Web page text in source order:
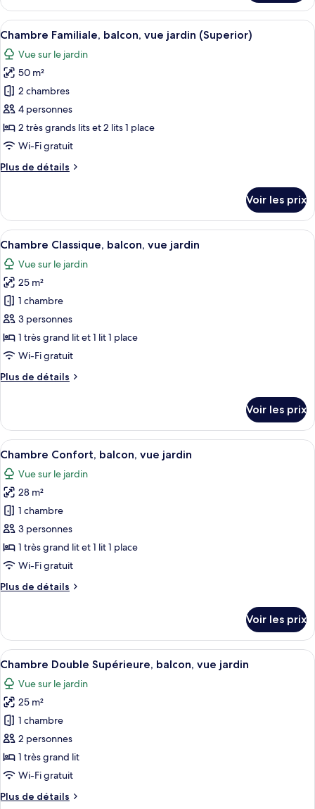
vue
jardin
le
type
de
chambre
Chambre
Deluxe,
balcon,
vue
jardin
Afficher
toutes
les
photos
pour
ce
type
de
chambre :
Chambre
vue
jardin
(Superior)
Une chambre d’hôtel avec deux
4
Chambre Familiale, balcon, vue jardin (Superior)
Vue sur le jardin
50 m²
2 chambres
4 personnes
2 très grands lits et 2 lits 1 place
Wi-Fi gratuit
Plus de détails
Plus
le
type
de
chambre
Chambre
Familiale,
balcon,
vue
jardin
(Superior)
Voir les prix
Afficher
toutes
les
photos
pour
ce
type
de
chambre :
Chambre
vue
jardin
Une chambre d’hôtel comprenant
4
Chambre Classique, balcon, vue jardin
Vue sur le jardin
25 m²
1 chambre
3 personnes
1 très grand lit et 1 lit 1 place
Wi-Fi gratuit
Plus de détails
Plus
le
type
de
chambre
Chambre
Classique,
balcon,
vue
jardin
Voir les prix
Afficher
toutes
les
photos
pour
ce
type
de
chambre :
Chambre
vue
jardin
Une chambre d’hôtel avec un lit, un
4
Chambre Confort, balcon, vue jardin
Vue sur le jardin
28 m²
1 chambre
3 personnes
1 très grand lit et 1 lit 1 place
Wi-Fi gratuit
Plus de détails
Plus
le
type
de
chambre
Chambre
Confort,
balcon,
vue
jardin
Voir les prix
Afficher
toutes
les
photos
pour
ce
type
de
chambre :
Chambre
Une chambre d’hôtel avec un grand
4
Chambre Double Supérieure, balcon, vue jardin
Vue sur le jardin
25 m²
1 chambre
2 personnes
1 très grand lit
Wi-Fi gratuit
Plus de détails
Plus